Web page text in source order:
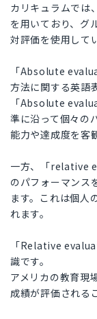
カリキュラムでは
を用いており、グ
対評価を使用して
「Absolute
方法に関する英語
「Absolute
準に沿って個々の
能力や達成度を客
一方、「relative
のパフォーマンス
ます。これは個人
れます。
「Relative
識です。
アメリカの教育現
成績が評価される